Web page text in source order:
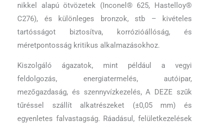
nikkel alapú ötvözetek (Inconel® 625, Hastelloy®
C276), és különleges bronzok, stb – kivételes
tartósságot biztosítva, korrózióállóság, és
méretpontosság kritikus alkalmazásokhoz.
Kiszolgáló ágazatok, mint például a vegyi
feldolgozás, energiatermelés, autóipar,
mezőgazdaság, és szennyvízkezelés, A DEZE szűk
tűréssel szállít alkatrészeket (±0,05 mm) és
egyenletes falvastagság. Ráadásul, felületkezelések